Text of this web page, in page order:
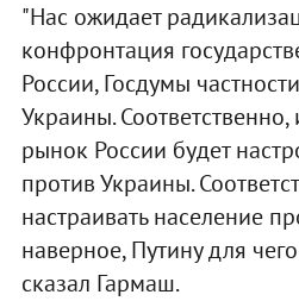
"Нас ожидает
конфронтация
России, Госдумы
Украины.
рынок России будет
против Украины.
настраивать население
наверное, Путину для
сказал Гармаш.